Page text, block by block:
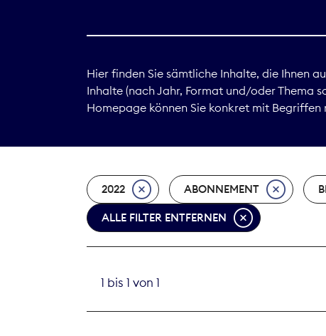
Service
Hier finden Sie sämtliche Inhalte, die Ihnen
Inhalte (nach Jahr, Format und/oder Thema
Homepage können Sie konkret mit Begriffen
2022 ABONNEMENT
ALLE FILTER ENTFERNEN
1 bis 1 von 1